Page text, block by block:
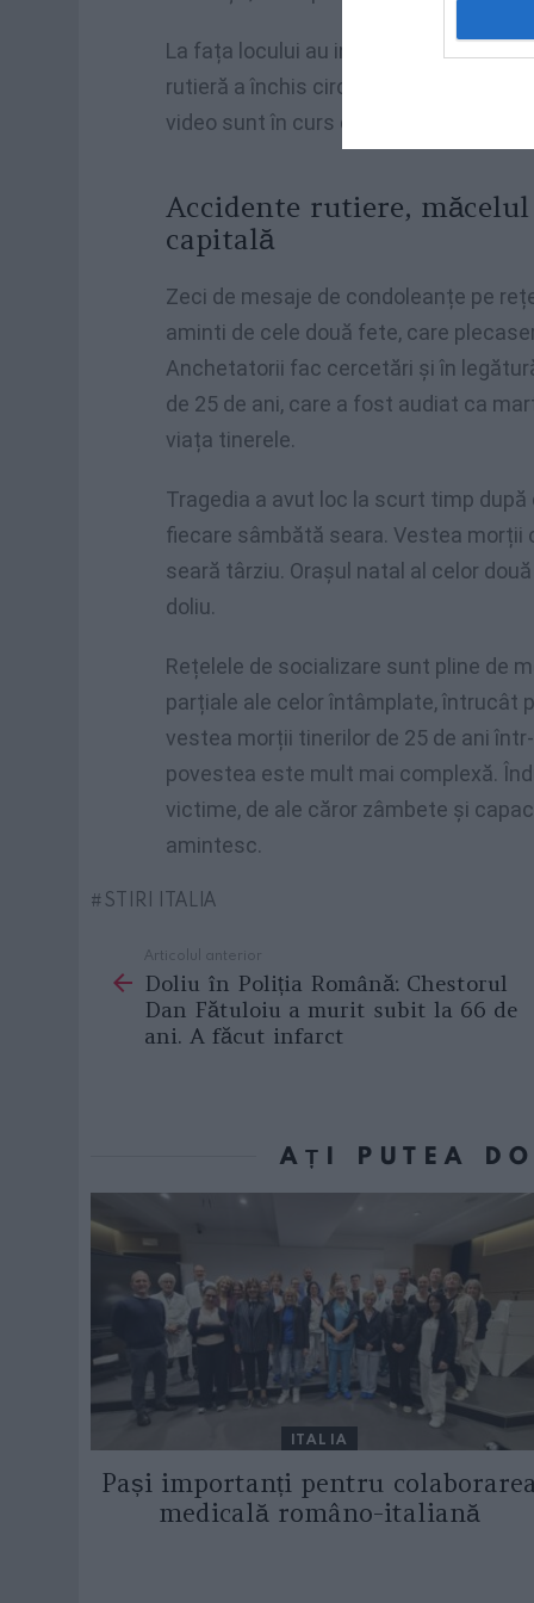
La fața locului au intervenit și
rutieră a închis circulația pe
video sunt în curs de examinare
Accidente rutiere,
capitală
Zeci de mesaje de condoleanțe pe
aminti de cele două fete, care
Anchetatorii fac cercetări și în
de 25 de ani, care a fost audiat ca
viața tinerele.
Tragedia a avut loc la scurt timp
fiecare sâmbătă seara. Vestea
seară târziu. Orașul natal al celor
doliu.
Rețelele de socializare sunt pline de
parțiale ale celor întâmplate, întrucât
vestea morții tinerilor de 25 de ani
povestea este mult mai complexă.
victime, de ale căror zâmbete și
amintesc.
STIRI ITALIA
more
Articolul anterior
Doliu în Poliția Română: Chestorul
Dan Fătuloiu a murit subit la 66 de
ani. A făcut infarct
AȚI PUTEA
ITALIA
Pași importanți pentru
medicală româno-italiană